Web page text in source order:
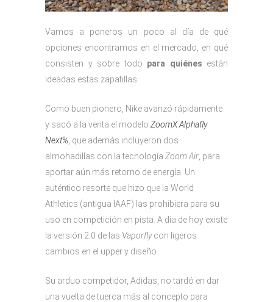
Vamos a poneros un poco al día de qué
opciones encontramos en el mercado, en qué
consisten y sobre todo para quiénes están
ideadas estas zapatillas.
Como buen pionero, Nike avanzó rápidamente
y sacó a la venta el modelo ZoomX Alphafly
Next% , que además incluyeron dos
almohadillas con la tecnología Zoom Air , para
aportar aún más retorno de energía. Un
auténtico resorte que hizo que la World
Athletics (antigua IAAF) las prohibiera para su
uso en competición en pista. A día de hoy existe
la versión 2.0 de las Vaporflycon ligeros
cambios en el upper y diseño.
Su arduo competidor, Adidas, no tardó en dar
una vuelta de tuerca más al concepto para